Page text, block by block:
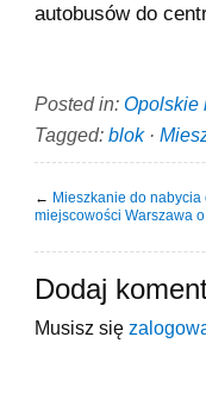
autobusów do
Posted in: Opolskie
Tagged: blok·
← Mieszkanie do
miejscowości Warszawa
Dodaj
Musisz się